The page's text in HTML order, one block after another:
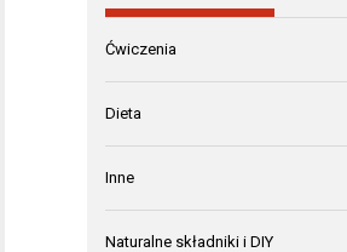
Ćwiczenia
Dieta
Inne
Naturalne składniki i DIY